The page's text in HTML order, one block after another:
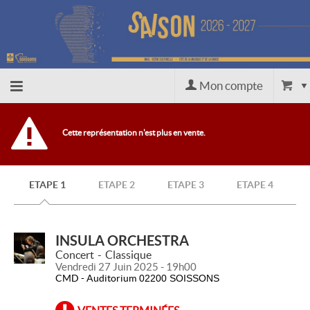
Accueil
officiel
Mon compte
Cette représentation n'est plus en vente.
ETAPE 1 ETAPE 2 ETAPE 3 ETAPE 4
INSULA ORCHESTRA
Concert Classique
Vendredi 27 Juin 2025 - 19h00
CMD - Auditorium 02200 SOISSONS